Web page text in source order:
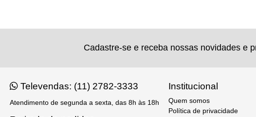
Cadastre-se e receba nossas novidades e
Televendas: (11) 2782-3333
Atendimento de segunda a sexta, das 8h às 18h
Institucional
Quem somos
Política de privacidade